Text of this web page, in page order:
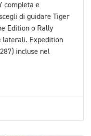
completa e
di guidare Tiger
Edition o Rally
laterali. Expedition
incluse nel